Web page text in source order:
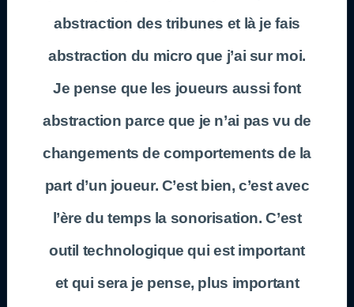
abstraction des tribunes et là je fais
abstraction du micro que j’ai sur moi.
Je pense que les joueurs aussi font
abstraction parce que je n’ai pas vu de
changements de comportements de la
part d’un joueur. C’est bien, c’est avec
l’ère du temps la sonorisation. C’est
outil technologique qui est important
et qui sera je pense, plus important